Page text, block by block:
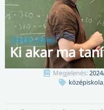
PORTRÉ – INTERJÚ
Ki akar ma
Megjelenés:
középiskola,